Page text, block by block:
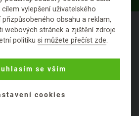
vylepšení uživatelského
obsahu a reklam,
webových stránek a zjištění zdroje
politikusi můžete přečíst zde.
se vším
cookies